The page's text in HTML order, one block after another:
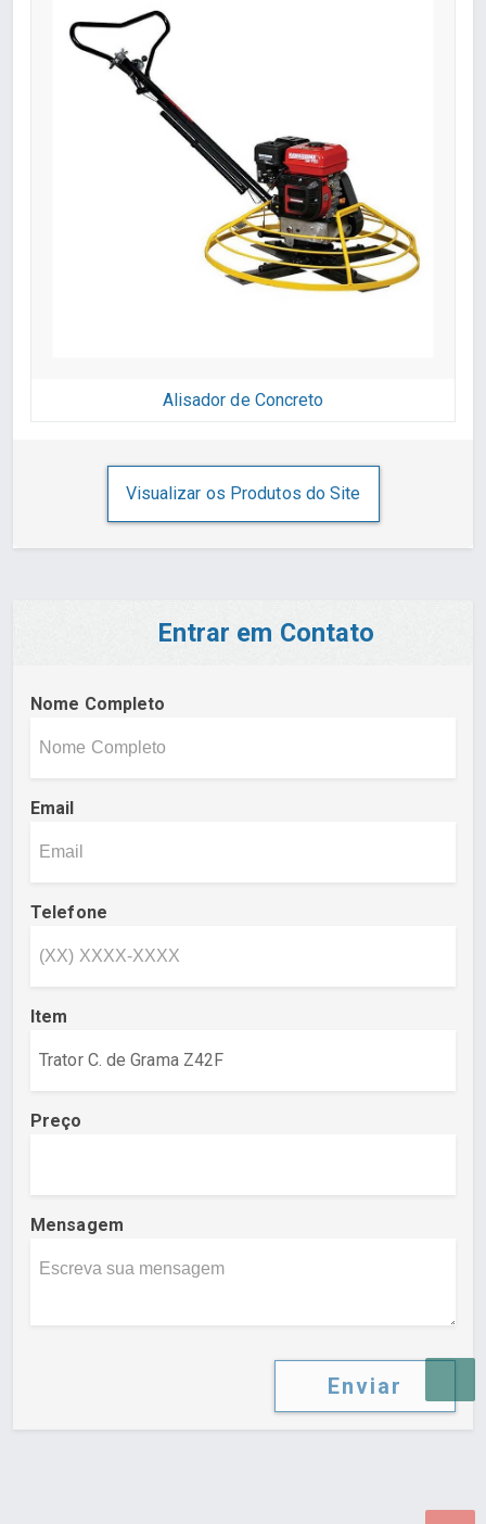
Alisador de Concreto
Visualizar os Produtos do Site
Entrar em Contato
Nome Completo
Email
Telefone
Item
Preço
Mensagem
Enviar